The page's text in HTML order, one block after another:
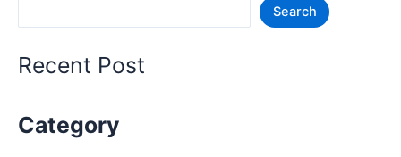
in
Search
Recent Post
Category